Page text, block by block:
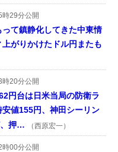
29分公開
て鎮静化してきた中東情
がりかけたドル円またも
20分公開
円台は日米当局の防衛ラ
値155円、神田シーリン
、押…
（西原宏一）
00分公開